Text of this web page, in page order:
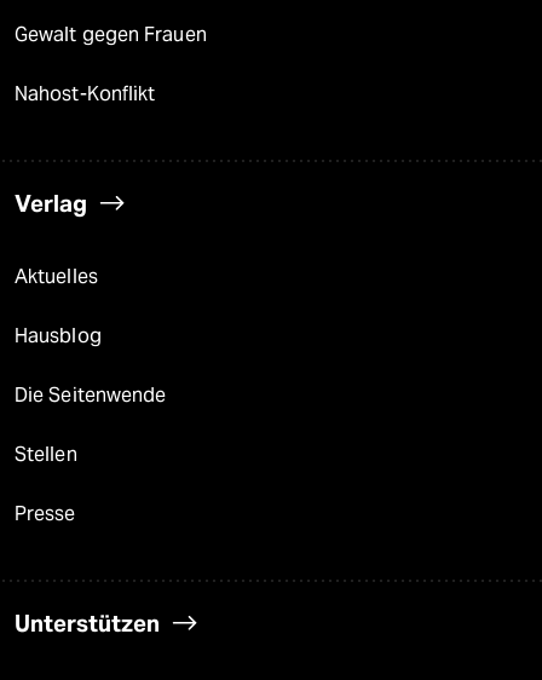
Gewalt gegen Frauen
Nahost-Konflikt
Verlag
Aktuelles
Hausblog
Die Seitenwende
Stellen
Presse
Unterstützen